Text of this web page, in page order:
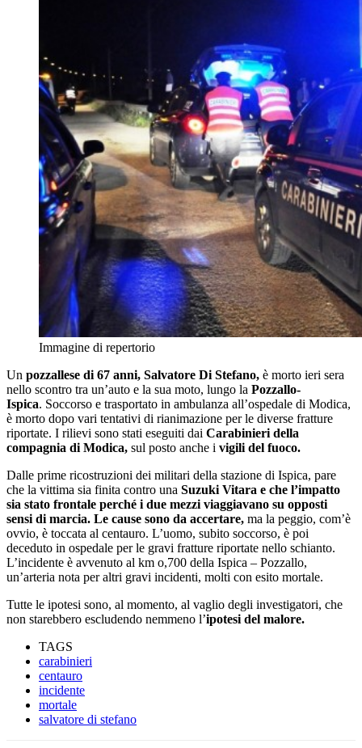
Immagine di repertorio
Un pozzallese di 67 anni, Salvatore Di Stefano, è morto ieri sera
nello scontro tra un’auto e la sua moto, lungo la Pozzallo-
Ispica. Soccorso e trasportato in ambulanza all’ospedale di Modica,
è morto dopo vari tentativi di rianimazione per le diverse fratture
riportate. I rilievi sono stati eseguiti dai Carabinieri della
compagnia di Modica, sul posto anche i vigili del fuoco.
Dalle prime ricostruzioni dei militari della stazione di Ispica, pare
che la vittima sia finita contro una Suzuki Vitara e che l’impatto
sia stato frontale perché i due mezzi viaggiavano su opposti
sensi di marcia. Le cause sono da accertare, ma la peggio, com’è
ovvio, è toccata al centauro. L’uomo, subito soccorso, è poi
deceduto in ospedale per le gravi fratture riportate nello schianto.
L’incidente è avvenuto al km o,700 della Ispica – Pozzallo,
un’arteria nota per altri gravi incidenti, molti con esito mortale.
Tutte le ipotesi sono, al momento, al vaglio degli investigatori, che
non starebbero escludendo nemmeno l’ipotesi del malore.
TAGS
carabinieri
centauro
incidente
mortale
salvatore di stefano